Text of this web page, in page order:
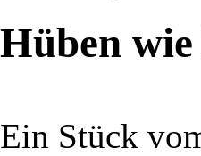
Hüben
Ein Stück